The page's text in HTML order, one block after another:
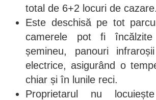
total de 6+2 locuri de cazare.
Este deschisă pe tot
camerele pot fi
șemineu, panouri
electrice, asigurând o
chiar și în lunile reci.
Proprietarul nu